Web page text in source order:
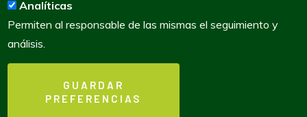
Analíticas
Permiten al responsable de las mismas el seguimiento y
análisis.
GUARDAR
PREFERENCIAS